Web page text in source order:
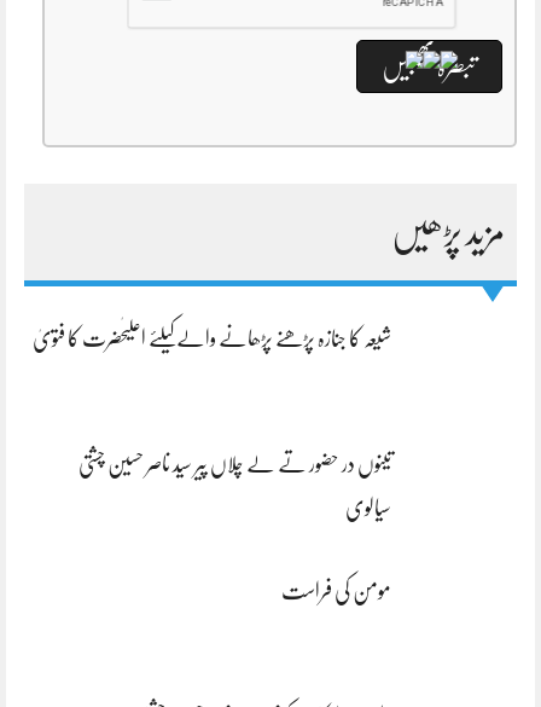
مزید پڑھیں
شیعہ کا جنازہ پڑھنے پڑھانے والےکیلئے اعلیٰحضرت کا فتویٰ
تینوں در حضور تے لے چلاں پیر سید ناصر حسین چشتی
سیالوی
مومن کی فراست